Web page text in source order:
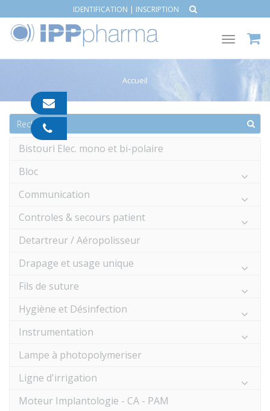
IDENTIFICATION | INSCRIPTION
Toggle
Accueil
Bistouri Elec. mono et bi-polaire
Bloc
Communication
Controles & secours patient
Detartreur / Aéropolisseur
Drapage et usage unique
Fils de suture
Hygiène et Désinfection
Instrumentation
Lampe à photopolymeriser
Ligne d'irrigation
Moteur Implantologie - CA - PAM
contact@ipp-
pharma.com
91
05